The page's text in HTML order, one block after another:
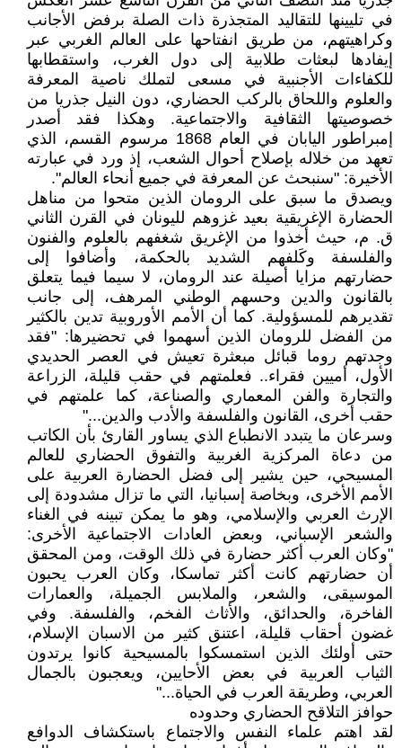
في تليينها للتقاليد المتجذرة ذات الصلة برفض الأجانب
وكراهيتهم، من طريق انفتاحها على العالم الغربي عبر
إيفادها لبعثات طلابية إلى دول الغرب، واستقطابها
للكفاءات الأجنبية في مسعى لتملك ناصية المعرفة
والعلوم واللحاق بالركب الحضاري، دون النيل جذريا من
خصوصيتها الثقافية والاجتماعية. وهكذا فقد أصدر
إمبراطور اليابان في العام 1868 مرسوم القسم، الذي
تعهد من خلاله بإصلاح أحوال الشعب، إذ ورد في عبارته
الأخيرة: "سنبحث عن المعرفة في جميع أنحاء العالم".
ويصدق ما سبق على الرومان الذين متحوا من مناهل
الحضارة الإغريقية بعيد غزوهم لليونان في القرن الثاني
ق. م، حيث أخذوا من الإغريق شغفهم بالعلوم والفنون
والفلسفة وكَلفهم الشديد بالحكمة، وأضافوا إلى
حضارتهم مزايا أصيلة عند الرومان، لا سيما فيما يتعلق
بالقانون والدين وحسهم الوطني المرهف، إلى جانب
تقديرهم للمسؤولية. كما أن الأمم الأوروبية تدين بالكثير
من الفضل للرومان الذين أسهموا في تحضيرها: "فقد
وجدتهم روما قبائل مبعثرة تعيش في العصر الحديدي
الأول، أميين فقراء.. فعلمتهم في حقب قليلة، الزراعة
والتجارة والفن المعماري والصناعة، كما علمتهم في
حقب أخرى، القانون والفلسفة والأدب والدين..."
وسرعان ما يتبدد الانطباع الذي يساور القارئ بأن الكاتب
من دعاة المركزية الغربية والتفوق الحضاري للعالم
المسيحي، حين يشير إلى فضل الحضارة العربية على
الأمم الأخرى، وبخاصة إسبانيا، التي ما تزال مشدودة إلى
الإرث العربي والإسلامي، وهو ما يمكن تبينه في الغناء
والشعر الإسباني، وبعض العادات الاجتماعية الأخرى:
"وكان العرب أكثر حضارة في ذلك الوقت، ومن المحقق
أن حضارتهم كانت أكثر تماسكا، وكان العرب يحبون
الموسيقى، والشعر، والملابس الجميلة، والعمارات
الفاخرة، والحدائق، والأثاث الفخم، والفلسفة. وفي
غضون أحقاب قليلة، اعتنق كثير من الاسبان الإسلام،
حتى أولئك الذين استمسكوا بالمسيحية كانوا يرتدون
الثياب العربية في بعض الأحايين، ويعجبون بالجمال
العربي، وطريقة العرب في الحياة..."
حوافز التلاقح الحضاري وحدوده
لقد اهتم علماء النفس والاجتماع باستكشاف الدوافع